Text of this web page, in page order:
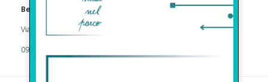
Before s.r.l.s.
Via Della Maestranza , 23 96100 Siracusa
09311962373